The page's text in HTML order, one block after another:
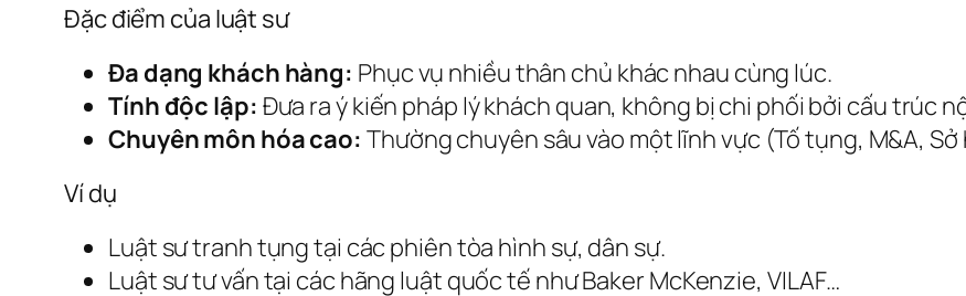
Đặc điểm của luật sư
Đa dạng khách hàng: Phục vụ nhiều thân chủ khác nhau cùng lúc.
Tính độc lập: Đưa ra ý kiến pháp lý khách quan, không bị chi phối bởi cấu trúc
Chuyên môn hóa cao: Thường chuyên sâu vào một lĩnh vực (Tố tụng, M&A,
Ví dụ
Luật sư tranh tụng tại các phiên tòa hình sự, dân sự.
Luật sư tư vấn tại các hãng luật quốc tế như Baker McKenzie, VILAF…